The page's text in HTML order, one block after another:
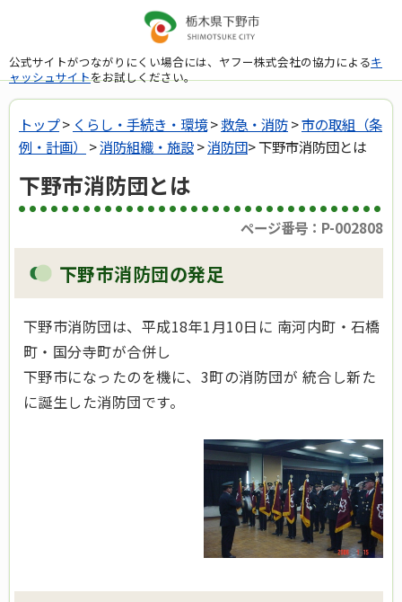
公式サイトがつながりにくい場合には、ヤフー株式会社の協力によるキ
ャッシュサイトをお試しください。
トップ> くらし・手続き・環境>救急・消防>市の取組（条
例・計画）
>消防組織・施設>消防団> 下野市消防団とは
下野市消防団とは
ページ番号：P-002808
下野市消防団の発足
下野市消防団は、平成18年1月10日に 南河内町・石橋
町・国分寺町が合併し
下野市になったのを機に、3町の消防団が 統合し新た
に誕生した消防団です。